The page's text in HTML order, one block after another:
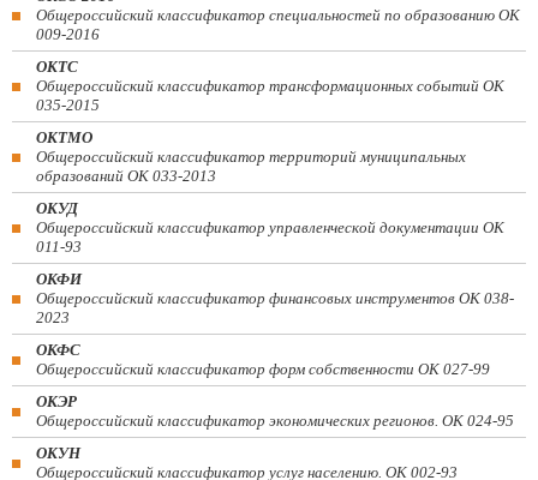
Общероссийский классификатор специальностей по образованию ОК
009-2016
ОКТС
Общероссийский классификатор трансформационных событий ОК
035-2015
ОКТМО
Общероссийский классификатор территорий муниципальных
образований ОК 033-2013
ОКУД
Общероссийский классификатор управленческой документации ОК
011-93
ОКФИ
Общероссийский классификатор финансовых инструментов OK 038-
2023
ОКФС
Общероссийский классификатор форм собственности ОК 027-99
ОКЭР
Общероссийский классификатор экономических регионов. ОК 024-95
ОКУН
Общероссийский классификатор услуг населению. ОК 002-93